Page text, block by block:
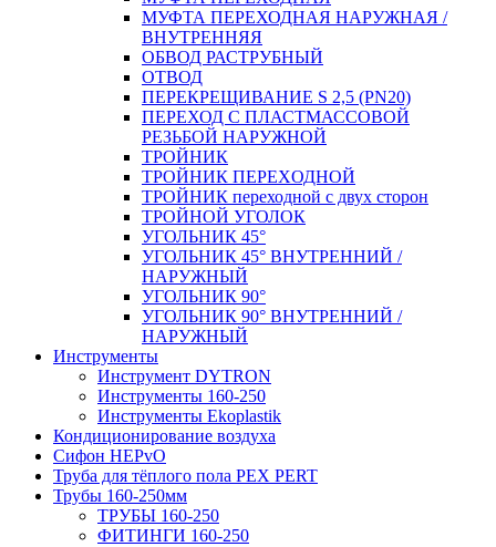
МУФТА ПЕРЕХОДНАЯ НАРУЖНАЯ /
ВНУТРЕННЯЯ
ОБВОД РАСТРУБНЫЙ
ОТВОД
ПЕРЕКРЕЩИВАНИЕ S 2,5 (PN20)
ПЕРЕХОД С ПЛАСТМАССОВОЙ
РЕЗЬБОЙ НАРУЖНОЙ
ТРОЙНИК
ТРОЙНИК ПЕРЕXОДНОЙ
ТРОЙНИК переходной с двух сторон
ТРОЙНОЙ УГОЛОК
УГОЛЬНИК 45°
УГОЛЬНИК 45° ВНУТРЕННИЙ /
НАРУЖНЫЙ
УГОЛЬНИК 90°
УГОЛЬНИК 90° ВНУТРЕННИЙ /
НАРУЖНЫЙ
Инструменты
Инструмент DYTRON
Инструменты 160-250
Инструменты Ekoplastik
Кондиционирование воздуха
Сифон HEPvO
Труба для тёплого пола PEX PERT
Трубы 160-250мм
ТРУБЫ 160-250
ФИТИНГИ 160-250